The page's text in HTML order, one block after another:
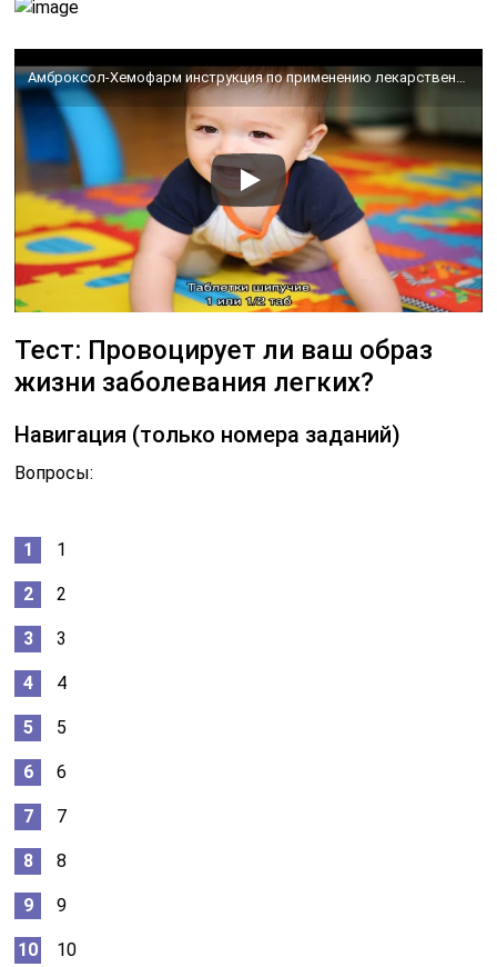
Тест: Провоцирует ли ваш образ
жизни заболевания легких?
Навигация (только номера заданий)
Вопросы:
1
2
3
4
5
6
7
8
9
10